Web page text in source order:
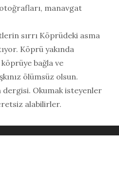
, manavgat
sırrı Köprüdeki asma
Köprü yakında
bağla ve
ölümsüz olsun.
dergisi. Okumak isteyenler
alabilirler.